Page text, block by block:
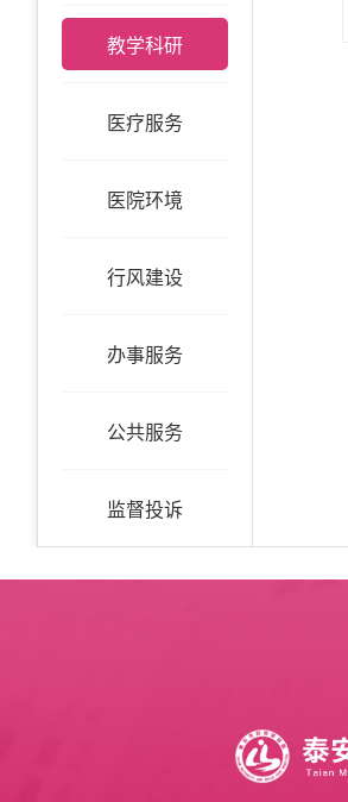
教学科研
医疗服务
医院环境
行风建设
办事服务
公共服务
监督投诉